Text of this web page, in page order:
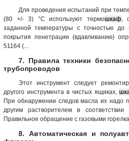
Для проведения испытаний при
(80 +/- 3) °C используют термошкаф ,
заданной температуры с точностью до
покрытия пенетрации (вдавливанию)
51164 (...
7. Правила техники
трубопроводов
Этот инструмент следует
другого инструмента в чистых ящиках,
При обнаружении следов масла их надо
другим растворителем в соответствии
Правильное обращение с газовыми
8. Автоматическая и